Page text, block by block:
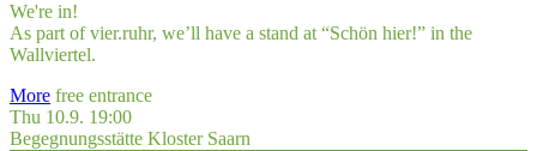
We're in!
As part of vier.ruhr, we’ll have a stand at “Schön hier!” in the
Wallviertel.
More free entrance
Thu 10.9. 19:00
Begegnungsstätte Kloster Saarn